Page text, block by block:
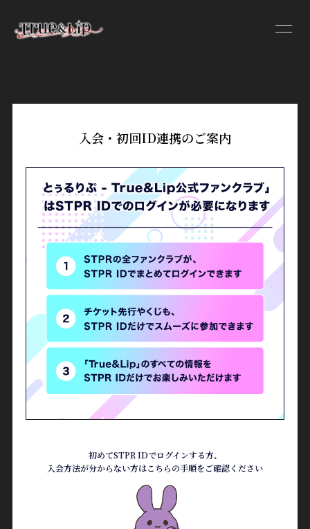
HOME
VIDEO
DISCOGRAPHY
入会・初回ID連携のご案内
初めてSTPR IDでログインする方、
入会方法が分からない方はこちらの手順をご確認ください